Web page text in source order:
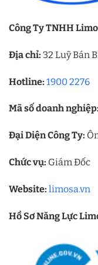
Công Ty TNHH
Địa chỉ: 32 Luỹ Bán
Hotline: 1900 2276
Mã số doanh nghiệp:
Đại Diện Công Ty:
Chức vụ: Giám Đốc
Website: limosa.vn
Hồ Sơ Năng Lực